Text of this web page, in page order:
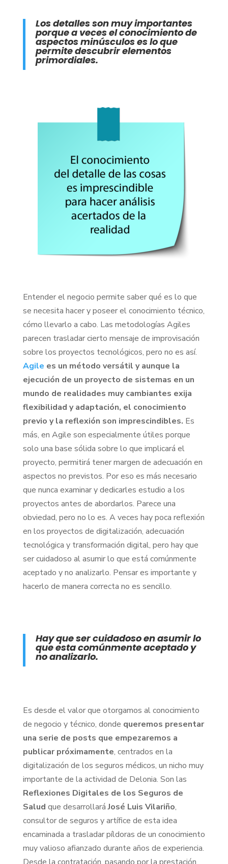
Los detalles son muy importantes
porque a veces el conocimiento de
aspectos minúsculos es lo que
permite descubrir elementos
primordiales.
Entender el negocio permite saber qué es lo que
se necesita hacer y poseer el conocimiento técnico,
cómo llevarlo a cabo. Las metodologías Agiles
parecen trasladar cierto mensaje de improvisación
sobre los proyectos tecnológicos, pero no es así.
Agile es un método versátil y aunque la
ejecución de un proyecto de sistemas en un
mundo de realidades muy cambiantes exija
flexibilidad y adaptación, el conocimiento
previo y la reflexión son imprescindibles. Es
más, en Agile son especialmente útiles porque
solo una base sólida sobre lo que implicará el
proyecto, permitirá tener margen de adecuación en
aspectos no previstos. Por eso es más necesario
que nunca examinar y dedicarles estudio a los
proyectos antes de abordarlos. Parece una
obviedad, pero no lo es. A veces hay poca reflexión
en los proyectos de digitalización, adecuación
tecnológica y transformación digital, pero hay que
ser cuidadoso al asumir lo que está comúnmente
aceptado y no analizarlo. Pensar es importante y
hacerlo de manera correcta no es sencillo.
Hay que ser cuidadoso en asumir lo
que esta comúnmente aceptado y
no analizarlo.
Es desde el valor que otorgamos al conocimiento
de negocio y técnico, donde queremos presentar
una serie de posts que empezaremos a
publicar próximamente, centrados en la
digitalización de los seguros médicos, un nicho muy
importante de la actividad de Delonia. Son las
Reflexiones Digitales de los Seguros de
Salud que desarrollaráJosé Luis Vilariño,
consultor de seguros y artífice de esta idea
encaminada a trasladar píldoras de un conocimiento
muy valioso afianzado durante años de experiencia.